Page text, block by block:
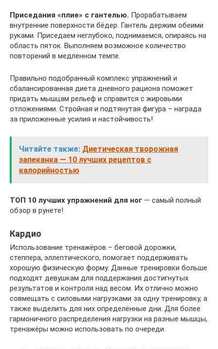
Приседания «плие» с гантелью. Прорабатываем
внутренние поверхности бёдер. Гантель держим обеими
руками. Приседаем неглубоко, поднимаемся, опираясь на
область пяток. Выполняем возможное количество
повторений в медленном темпе.
Правильно подобранный комплекс упражнений и
сбалансированная диета дневного рациона поможет
придать мышцам рельеф и справится с жировыми
отложениями. Стройная и подтянутая фигура – награда
за приложенные усилия и настойчивость!
Читайте также: Диетическая творожная
запеканка — 10 лучших рецептов с
калорийностью
ТОП 10 лучших упражнений для ног — самый полный
обзор в рунете!
Кардио
Использование тренажёров – беговой дорожки,
степпера, эллептического, помогает поддерживать
хорошую физическую форму. Данные тренировки больше
подходят девушкам для поддержания достигнутых
результатов и контроля над весом. Их отлично можно
совмещать с силовыми нагрузками за одну тренировку, а
также выделить для них определённые дни. Для более
гармоничного распределения нагрузки на разные мышцы,
тренажёры можно использовать по очереди.